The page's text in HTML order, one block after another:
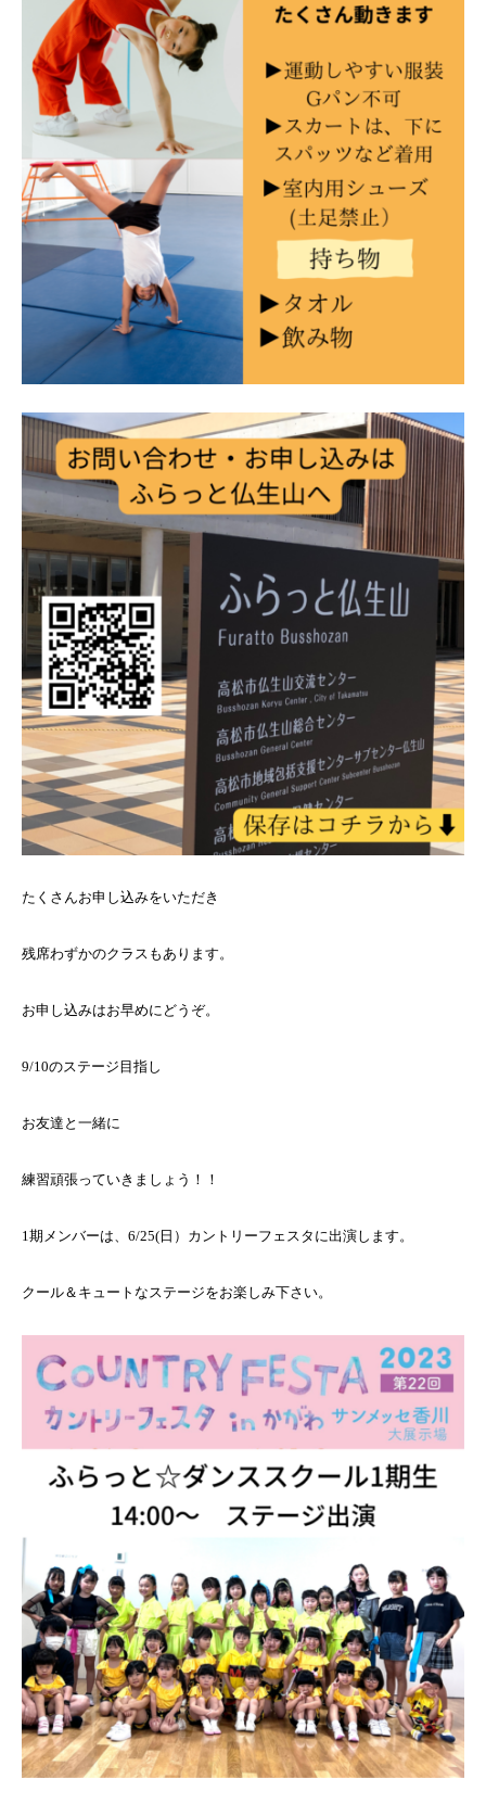
たくさんお申し込みをいただき
残席わずかのクラスもあります。
お申し込みはお早めにどうぞ。
9/10のステージ目指し
お友達と一緒に
練習頑張っていきましょう！！
1期メンバーは、6/25(日）カントリーフェスタに出演します。
クール＆キュートなステージをお楽しみ下さい。